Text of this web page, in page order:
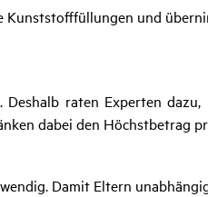
und
raten Experten
dabei den Höchstbetrag
Damit Eltern